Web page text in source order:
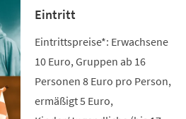
Eintritt
Eintrittspreise*: Erwachsene
10 Euro, Gruppen ab 16
Personen 8 Euro pro Person,
ermäßigt 5 Euro,